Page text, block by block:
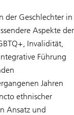
der Geschlechter in
Aspekte der
Invalidität,
Führung
Jahren
ethnischer
Ansatz und